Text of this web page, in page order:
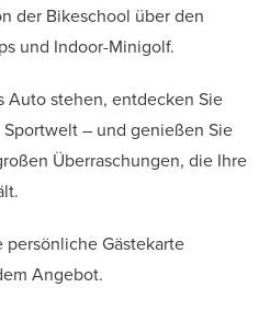
der Bikeschool über den
und Indoor-Minigolf.
Auto stehen, entdecken Sie
– und genießen Sie
Überraschungen, die Ihre
Gästekarte
Angebot.